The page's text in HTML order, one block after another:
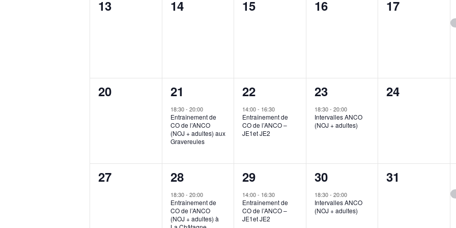
0
13
0
14
0
15
0
16
0
17
0
20
1
event,
21
18:30- 20:00
Entraînement de
CO de l’ANCO
(NOJ + adultes) aux
Gravereules
1
event,
22
14:00- 16:30
Entraînement de
CO de l’ANCO –
JE1et JE2
1
event,
23
18:30- 20:00
Intervalles ANCO
(NOJ + adultes)
0
24
0
27
1
event,
28
18:30- 20:00
Entraînement de
CO de l’ANCO
(NOJ + adultes) à
1
event,
29
14:00- 16:30
Entraînement de
CO de l’ANCO –
JE1et JE2
1
event,
30
18:30- 20:00
Intervalles ANCO
(NOJ + adultes)
0
31